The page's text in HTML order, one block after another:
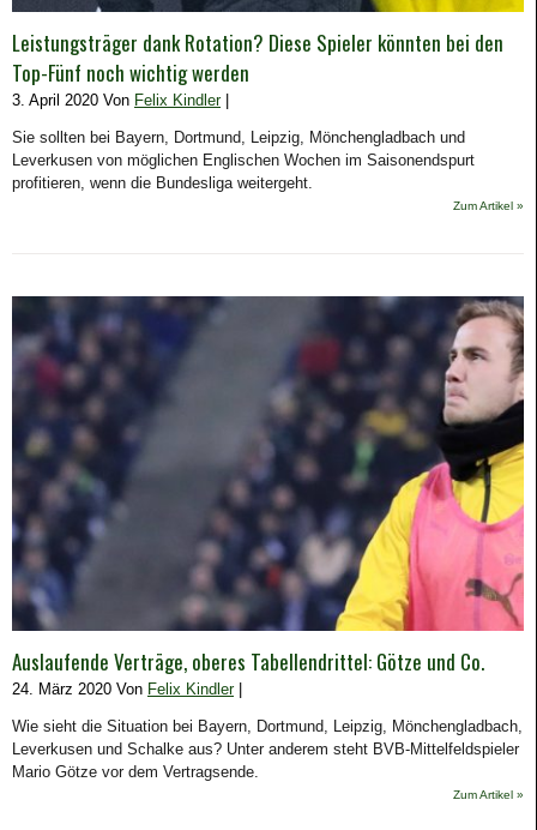
Leistungsträger dank Rotation? Diese Spieler könnten bei den
Top-Fünf noch wichtig werden
3. April 2020 Von Felix Kindler|
Sie sollten bei Bayern, Dortmund, Leipzig, Mönchengladbach und
Leverkusen von möglichen Englischen Wochen im Saisonendspurt
profitieren, wenn die Bundesliga weitergeht.
Zum Artikel »
Auslaufende Verträge, oberes Tabellendrittel: Götze und Co.
24. März 2020 Von Felix Kindler|
Wie sieht die Situation bei Bayern, Dortmund, Leipzig, Mönchengladbach,
Leverkusen und Schalke aus? Unter anderem steht BVB-Mittelfeldspieler
Mario Götze vor dem Vertragsende.
Zum Artikel »